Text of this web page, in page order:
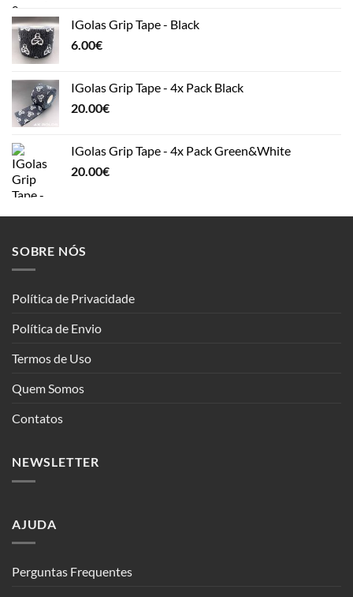
IGolas Grip Tape - Black
6.00€
IGolas Grip Tape - 4x Pack Black
20.00€
IGolas Grip Tape - 4x Pack Green&White
20.00€
SOBRE NÓS
Política de Privacidade
Política de Envio
Termos de Uso
Quem Somos
Contatos
NEWSLETTER
AJUDA
Perguntas Frequentes